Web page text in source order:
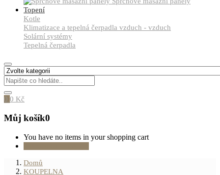
Topení
Kotle
Klimatizace a tepelná čerpadla vzduch - vzduch
Solární systémy
Tepelná čerpadla
0 0 Kč
Můj košík0
You have no items in your shopping cart
Domů
KOUPELNA